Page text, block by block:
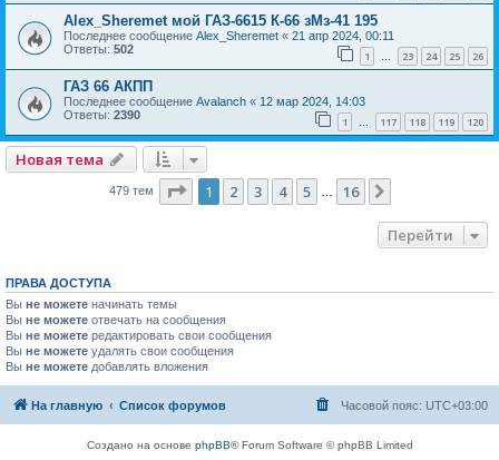
Alex_Sheremet мой ГАЗ-6615 К-66 зМз-41 195
Последнее сообщение Alex_Sheremet « 21 апр 2024, 00:11
Ответы: 502 1 … 23 24 25 26
ГАЗ 66 АКПП
Последнее сообщение Avalanch « 12 мар 2024, 14:03
Ответы: 2390 1 … 117 118 119 120
Новая тема
479 тем Страница из 16
1 2 3 4 5 16
Перейти
ПРАВА ДОСТУПА
Вы не можете начинать темы
Вы не можете отвечать на сообщения
Вы не можете редактировать свои сообщения
Вы не можете удалять свои сообщения
Вы не можете добавлять вложения
На главную Список форумов Часовой пояс: UTC+03:00
Создано на основе phpBB® Forum Software © phpBB Limited